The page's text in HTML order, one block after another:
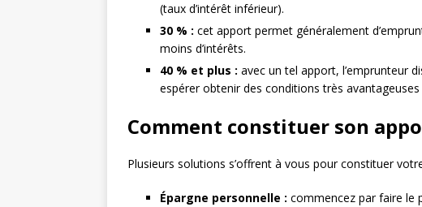
(taux d’intérêt inférieur).
30 % : cet apport permet généralement
moins d’intérêts.
40 % et plus : avec un tel apport, l’emprunteur
espérer obtenir des conditions très
Comment constituer son
Plusieurs solutions s’offrent à vous pour constituer
Épargne personnelle : commencez par faire le